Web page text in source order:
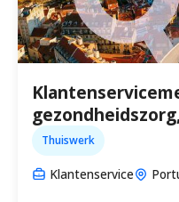
Thuiswerk
Klantenservice